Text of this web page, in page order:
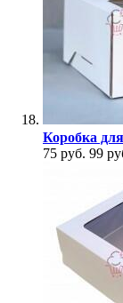
Коробка
75 руб. 99